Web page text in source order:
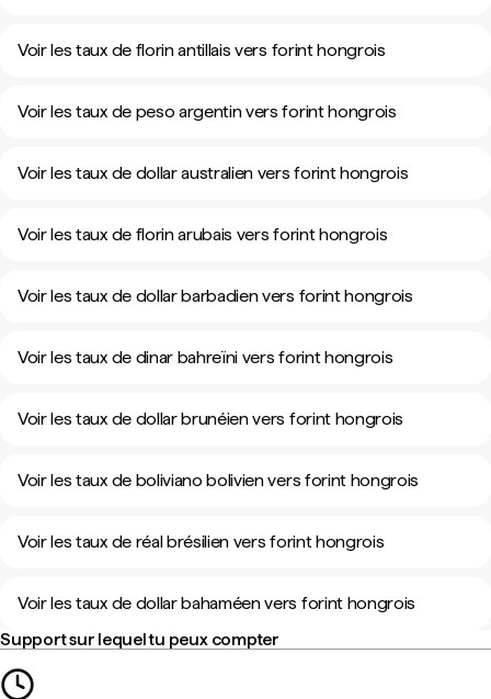
Voir les taux de florin antillais vers forint hongrois
Voir les taux de peso argentin vers forint hongrois
Voir les taux de dollar australien vers forint hongrois
Voir les taux de florin arubais vers forint hongrois
Voir les taux de dollar barbadien vers forint hongrois
Voir les taux de dinar bahreïni vers forint hongrois
Voir les taux de dollar brunéien vers forint hongrois
Voir les taux de boliviano bolivien vers forint hongrois
Voir les taux de réal brésilien vers forint hongrois
Voir les taux de dollar bahaméen vers forint hongrois
Support sur lequel tu peux compter